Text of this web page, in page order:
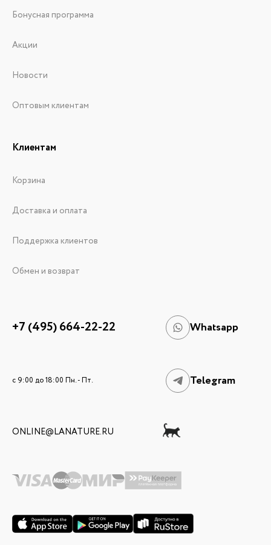
Бонусная программа
Акции
Новости
Оптовым клиентам
Клиентам
Корзина
Доставка и оплата
Поддержка клиентов
Обмен и возврат
+7 (495) 664-22-22 Whatsapp
c 9:00 до 18:00 Пн. - Пт. Telegram
ONLINE@LANATURE.RU